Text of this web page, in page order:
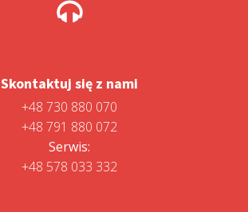
Skontaktuj się z nami
+48 730 880 070
+48 791 880 072
Serwis:
+48 578 033 332